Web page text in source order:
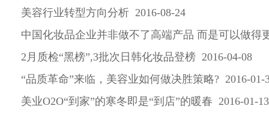
美容行业转型方向分析 2016-08-24
中国化妆品企业并非做不了高端产品 而是可以做得
2月质检“黑榜”,3批次日韩化妆品登榜 2016-04-08
“品质革命”来临，美容业如何做决胜策略? 2016-01-
美业O2O“到家”的寒冬即是“到店”的暖春 2016-01-13